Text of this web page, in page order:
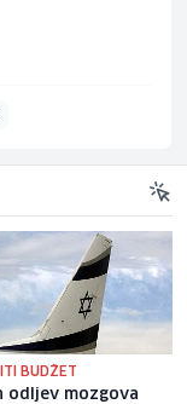
BUDŽET
odljev mozgova